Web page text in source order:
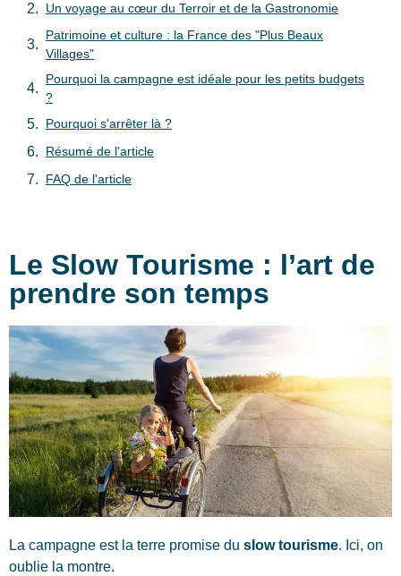
Un voyage au cœur du Terroir et de la Gastronomie
Patrimoine et culture : la France des "Plus Beaux
Villages"
Pourquoi la campagne est idéale pour les petits budgets
?
Pourquoi s'arrêter là ?
Résumé de l'article
FAQ de l'article
Le Slow Tourisme : l’art de
prendre son temps
La campagne est la terre promise du slow tourisme. Ici, on
oublie la montre.